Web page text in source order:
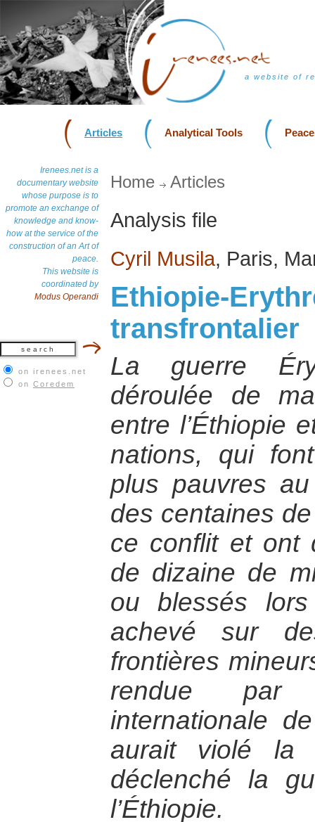
a website of
Articles Analytical Tools
Irenees.net is a
documentary website
whose purpose is to
promote an exchange of
knowledge and know-
how at the service of the
construction of an Art of
peace.
This website is
coordinated by
Modus Operandi
on irenees.net
on Coredem
Home Articles
Analysis file
Cyril Musila, Paris,
Ethiopie-
transfrontalier
La guerre
déroulée de
entre l’Éthiopie
nations, qui
plus pauvres
des centaines
ce conflit et ont
de dizaine de
ou blessés
achevé sur
frontières
rendue par
internationale
aurait violé la
déclenché la
l’Éthiopie.